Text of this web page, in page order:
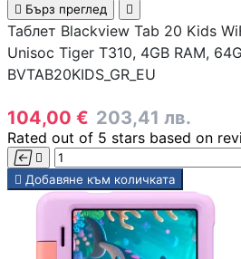
 Бърз преглед 
Таблет Blackview Tab 20 Kids
Unisoc Tiger T310, 4GB RAM,
BVTAB20KIDS_GR_EU
104,00 € 203,41 лв.
Rated out of 5 stars based on
 
 Добавяне към количката